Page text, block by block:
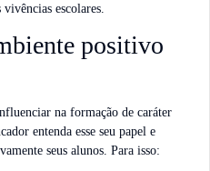
escolares.
positivo
na formação de caráter
entenda esse seu papel e
seus alunos. Para isso: